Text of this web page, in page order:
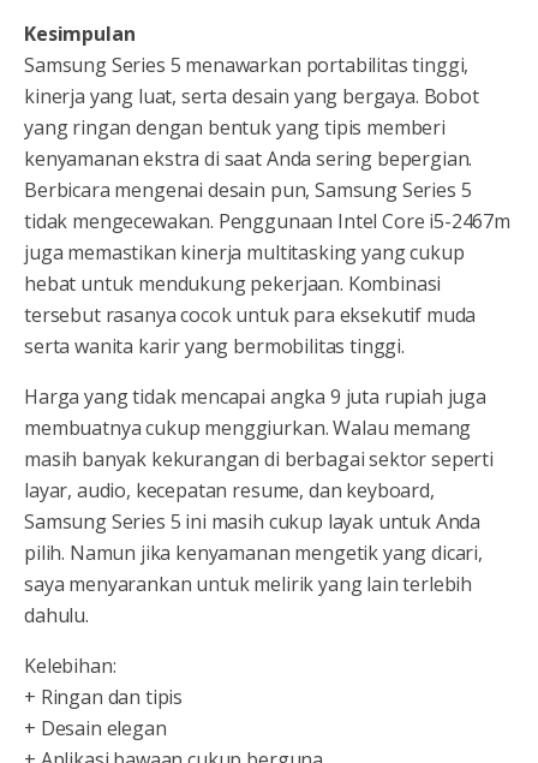
Kesimpulan
Samsung Series 5 menawarkan portabilitas tinggi,
kinerja yang luat, serta desain yang bergaya. Bobot
yang ringan dengan bentuk yang tipis memberi
kenyamanan ekstra di saat Anda sering bepergian.
Berbicara mengenai desain pun, Samsung Series 5
tidak mengecewakan. Penggunaan Intel Core i5-2467m
juga memastikan kinerja multitasking yang cukup
hebat untuk mendukung pekerjaan. Kombinasi
tersebut rasanya cocok untuk para eksekutif muda
serta wanita karir yang bermobilitas tinggi.
Harga yang tidak mencapai angka 9 juta rupiah juga
membuatnya cukup menggiurkan. Walau memang
masih banyak kekurangan di berbagai sektor seperti
layar, audio, kecepatan resume, dan keyboard,
Samsung Series 5 ini masih cukup layak untuk Anda
pilih. Namun jika kenyamanan mengetik yang dicari,
saya menyarankan untuk melirik yang lain terlebih
dahulu.
Kelebihan:
+ Ringan dan tipis
+ Desain elegan